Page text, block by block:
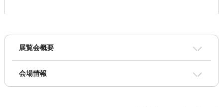
展覧会概要
会場情報